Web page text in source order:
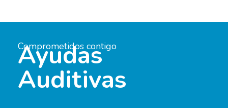
Comprometidos contigo
Ayudas
Auditivas
Elche